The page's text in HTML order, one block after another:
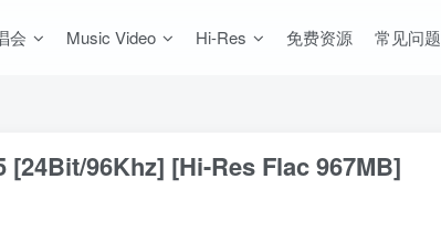
会 Music Video Hi-Res 免费资源 常见问题
[24Bit/96Khz] [Hi-Res Flac 967MB]